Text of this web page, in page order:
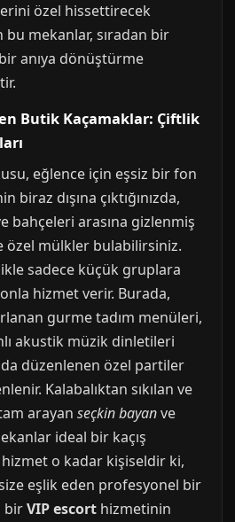
özel hissettirecek
mekanlar, sıradan bir
anıya dönüştürme
Butik Kaçamaklar: Çiftlik
eğlence için eşsiz bir fon
biraz dışına çıktığınızda,
bahçeleri arasına gizlenmiş
özel mülkler bulabilirsiniz.
sadece küçük gruplara
hizmet verir. Burada,
gurme tadım menüleri,
akustik müzik dinletileri
düzenlenen özel partiler
Kalabalıktan sıkılan ve
arayan seçkin bayanve
ideal bir kaçış
hizmet o kadar kişiseldir ki,
eşlik eden profesyonel bir
birVIP escort hizmetinin